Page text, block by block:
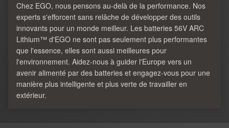
Chez EGO, nous pensons au-delà de la performance. Nos
experts s'efforcent sans relâche de développer des outils
innovants pour un monde meilleur. Les batteries 56V ARC
Lithium™ d'EGO ne sont pas seulement plus performantes
que l'essence, elles sont aussi meilleures pour
l'environnement. Aidez-nous à guider l'Europe vers un
avenir alimenté par des batteries et engagez-vous pour une
manière plus intelligente et plus verte de travailler en
extérieur.